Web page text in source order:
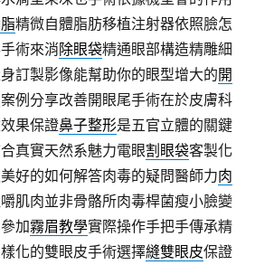
精微自體脂肪移植注射器依照臉怎
術來消除眼袋精通眼部構造精雕細
訂製影像能幫助你的眼型增大的開
例分享改善開眼尾手術在於皮膚科
果保證鼻子整形是五官立體的關鍵
真實天然系魅力電眼割眼袋客製化
好的如何解答肉毒的疑問醫師力肉
肌肉並非骨骼所肉毒桿菌瘦小臉變
加霧眉教學實際操作手把手傳承精
化的雙眼皮手術選擇縫雙眼皮保證